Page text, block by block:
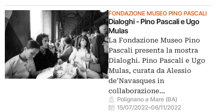
FONDAZIONE MUSEO PINO PASCALI
Dialoghi - Pino Pascali e Ugo
Mulas
La Fondazione Museo Pino
Pascali presenta la mostra
Dialoghi. Pino Pascali e Ugo
Mulas, curata da Alessio
de’Navasques in
collaborazione…
Polignano a Mare (BA)
15/07/2022–06/11/2022